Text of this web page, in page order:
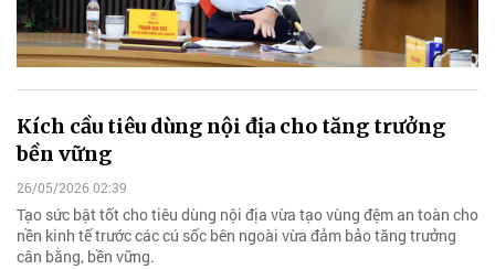
Kích cầu tiêu dùng nội địa cho tăng trưởng
bền vững
26/05/2026 02:39
Tạo sức bật tốt cho tiêu dùng nội địa vừa tạo vùng đệm an toàn cho
nền kinh tế trước các cú sốc bên ngoài vừa đảm bảo tăng trưởng
cân bằng, bền vững.